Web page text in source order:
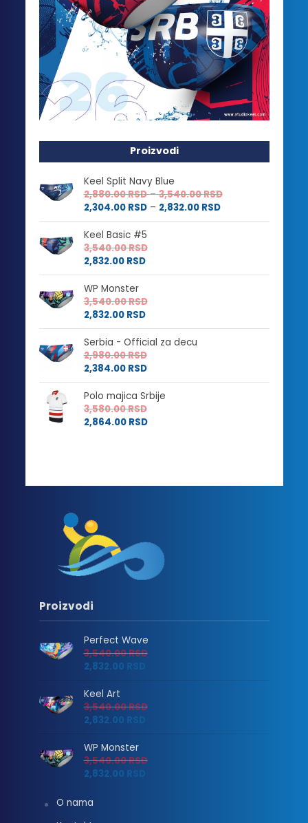
Proizvodi
Keel Split Navy Blue
2,880.00RSD – 3,540.00RSDRaspon
od
2,304.00 RSD – 2,832.00 RSDRaspon
cena:
2,832.00 RSD
Keel Basic #5
3,540.00RSD
2,832.00 RSD
WP Monster
3,540.00RSD
2,832.00 RSD
Serbia - Official za decu
2,980.00RSD
2,384.00 RSD
Polo majica Srbije
3,580.00RSD
2,864.00 RSD
Proizvodi
Perfect Wave
3,540.00RSD
2,832.00 RSD
Keel Art
3,540.00RSD
2,832.00 RSD
WP Monster
3,540.00RSD
2,832.00 RSD
O nama